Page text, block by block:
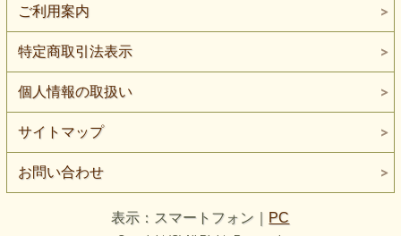
色は黒です。
同じ黒でも、照明や画面、光の当たり方によって、濃さや赤
み、青み、表面の見え方が異なる場合があります。
遠目ではシンプルな無地としてまとまり、布を寄せたり折っ
たりすると陰影によって形が見えてきます。
厚みは普通地です。
ワンピース、チュニック、プルオーバー、スカート、セット
アップ、レイヤード服、通勤服、舞台衣装などに向いていま
す。
ワンピースでは、Iライン、Aライン、切り替え型、適度なフ
レアを入れた形などにご検討いただけます。
ご利用案内
特定商取引法表示
個人情報の取扱い
サイトマップ
お問い合わせ
表示：スマートフォン｜ PC